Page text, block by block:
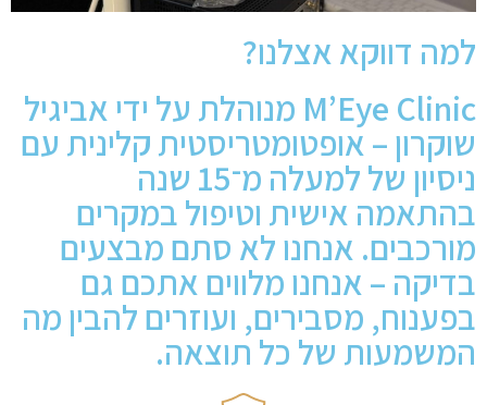
למה דווקא אצלנו?
M’Eye Clinic מנוהלת על ידי אביגיל
שוקרון – אופטומטריסטית קלינית עם
ניסיון של למעלה מ־15 שנה
בהתאמה אישית וטיפול במקרים
מורכבים. אנחנו לא סתם מבצעים
בדיקה – אנחנו מלווים אתכם גם
בפענוח, מסבירים, ועוזרים להבין מה
המשמעות של כל תוצאה.